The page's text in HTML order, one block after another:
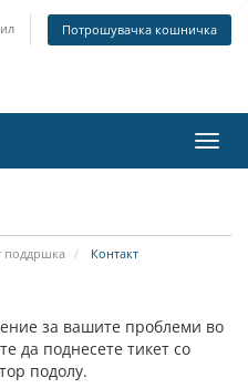
Потрошувачка кошничка
ја
поддршка Контакт
за вашите проблеми во
да поднесете тикет со
подолу.